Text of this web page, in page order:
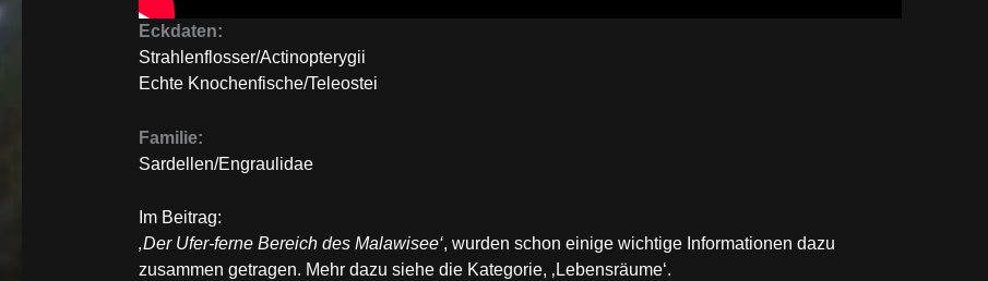
Eckdaten:
Strahlenflosser/Actinopterygii
Echte Knochenfische/Teleostei
Familie:
Sardellen/Engraulidae
Im Beitrag:
‚Der Ufer-ferne Bereich des Malawisee‘, wurden schon einige wichtige Informationen dazu
zusammen getragen. Mehr dazu siehe die Kategorie, ‚Lebensräume‘.